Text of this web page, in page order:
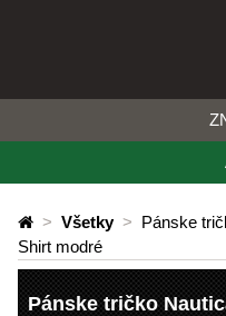
> Všetky > Pánske
Shirt modré
Pánske tričko